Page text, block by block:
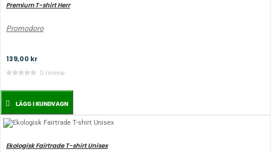
Premium T-shirt Herr
Promodoro
139,00 kr
0 review
LÄGG I KUNDVAGN
Ekologisk Fairtrade T-shirt Unisex